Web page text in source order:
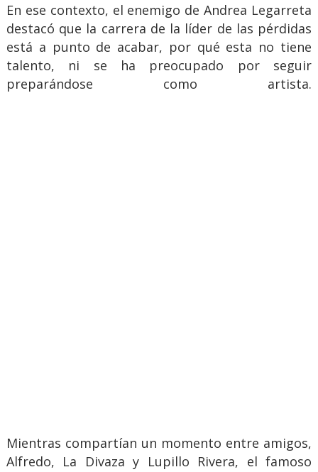
En ese contexto, el enemigo de Andrea Legarreta
destacó que la carrera de la líder de las pérdidas
está a punto de acabar, por qué esta no tiene
talento, ni se ha preocupado por seguir
preparándose como artista.
Mientras compartían un momento entre amigos,
Alfredo, La Divaza y Lupillo Rivera, el famoso